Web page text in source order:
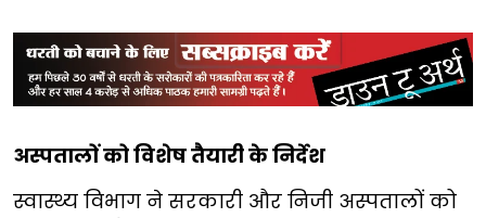
अस्पतालों को विशेष तैयारी के निर्देश
स्वास्थ्य विभाग ने सरकारी और निजी अस्पतालों को